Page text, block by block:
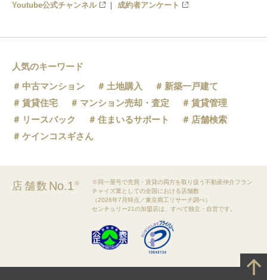
Youtube公式チャンネル
成約者アンケート
人気のキーワード
中古マンション
土地購入
新築一戸建て
賃貸住宅
マンション売却・査定
賃貸管理
リースバック
住まいるサポート
店舗検索
ケインコスギさん
店舗数 No.1※
※同一屋号で売買・賃貸の両方を取り扱う不動産仲介フラン
チャイズ業としての全国における店舗数
（2026年7月時点／東京商工リサーチ調べ）
センチュリー21の加盟店は、すべて独立・自営です。